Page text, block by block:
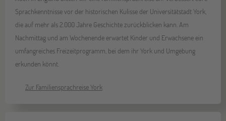
Sprachkenntnisse vor der historischen Kulisse der Universitätstadt York,
die auf mehr als 2.000 Jahre Geschichte zurückblicken kann. Am
Nachmittag und am Wochenende erwartet Kinder und Erwachsene ein
umfangreiches Freizeitprogramm, bei dem ihr York und Umgebung
erkunden könnt.
Zur Familiensprachreise York